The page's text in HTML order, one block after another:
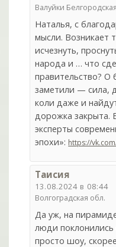
Валуйки
Наталья, с
мысли. Возникает
исчезнуть,
народа и … что
правительство? О
заметили — сила,
коли даже и
дорожка закрыта.
эксперты
эпохи»: https://
Таисия
13.08.2024 в 08:44
Волгоградская обл.
Да уж, на
люди поклонились
просто шоу,